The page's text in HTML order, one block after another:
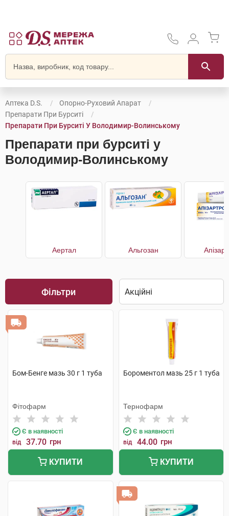
Аптека D.S.
Опорно-Руховий Апарат
Препарати При Бурситі
Препарати При Бурситі У Володимир-Волинському
Препарати при бурситі у
Володимир-Волинському
Аертал Альгозан
Фільтри
Бом-Бенге мазь 30 г 1 туба
Фітофарм
Є в наявності
від 37.70 грн
КУПИТИ
Бороментол мазь 25 г 1 туба
Тернофарм
Є в наявності
від 44.00 грн
КУПИТИ